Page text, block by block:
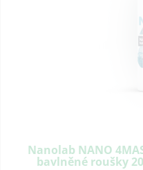
Nanolab NANO
bavlněné roušky